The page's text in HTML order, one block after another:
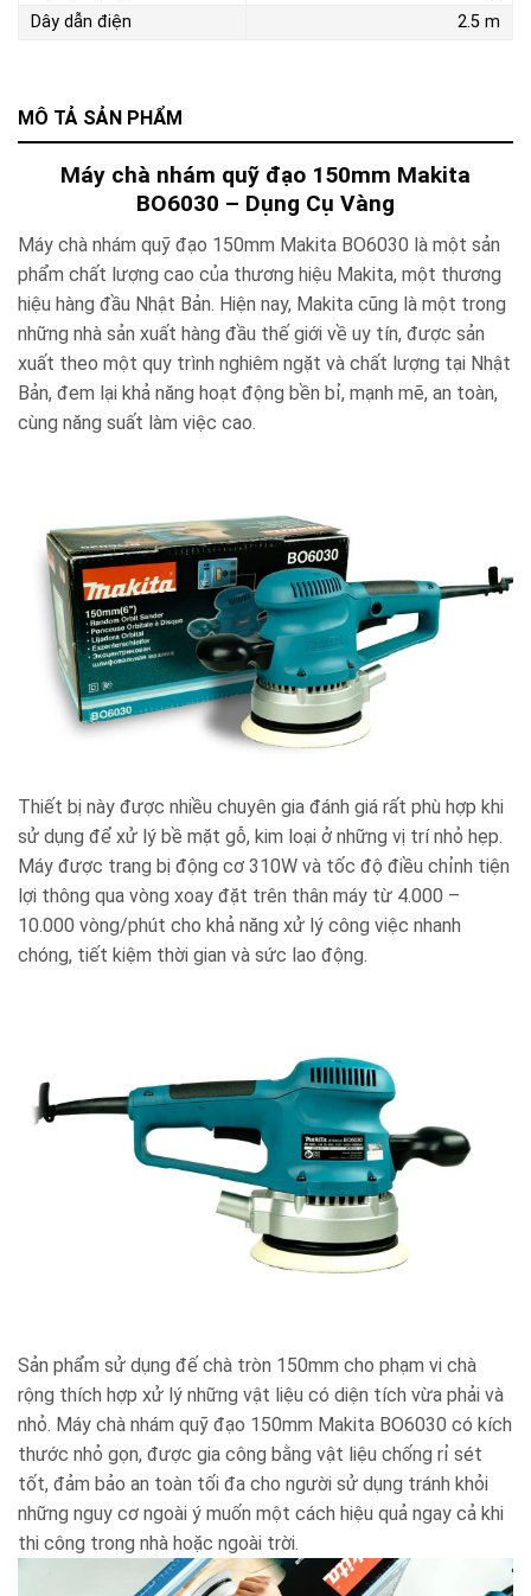
MÔ TẢ SẢN PHẨM
Máy chà nhám quỹ đạo 150mm Makita
BO6030 – Dụng Cụ Vàng
Máy chà nhám quỹ đạo 150mm Makita BO6030 là một sản
phẩm chất lượng cao của thương hiệu Makita, một thương
hiệu hàng đầu Nhật Bản. Hiện nay, Makita cũng là một trong
những nhà sản xuất hàng đầu thế giới về uy tín, được sản
xuất theo một quy trình nghiêm ngặt và chất lượng tại Nhật
Bản, đem lại khả năng hoạt động bền bỉ, mạnh mẽ, an toàn,
cùng năng suất làm việc cao.
Thiết bị này được nhiều chuyên gia đánh giá rất phù hợp khi
sử dụng để xử lý bề mặt gỗ, kim loại ở những vị trí nhỏ hẹp.
Máy được trang bị động cơ 310W và tốc độ điều chỉnh tiện
lợi thông qua vòng xoay đặt trên thân máy từ 4.000 –
10.000 vòng/phút cho khả năng xử lý công việc nhanh
chóng, tiết kiệm thời gian và sức lao động.
Sản phẩm sử dụng đế chà tròn 150mm cho phạm vi chà
rộng thích hợp xử lý những vật liệu có diện tích vừa phải và
nhỏ. Máy chà nhám quỹ đạo 150mm Makita BO6030 có kích
thước nhỏ gọn, được gia công bằng vật liệu chống rỉ sét
tốt, đảm bảo an toàn tối đa cho người sử dụng tránh khỏi
những nguy cơ ngoài ý muốn một cách hiệu quả ngay cả khi
thi công trong nhà hoặc ngoài trời.
Dây dẫn điện
2.5 m